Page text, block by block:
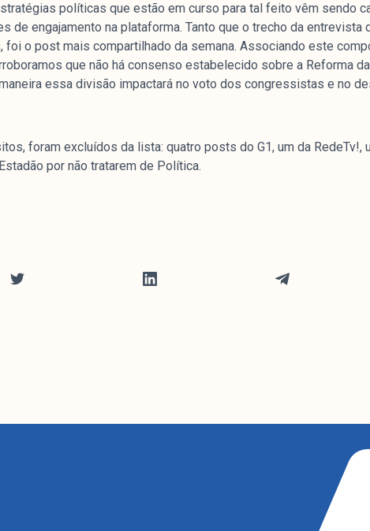
políticas que estão em curso para tal feito vêm sendo
de engajamento na plataforma. Tanto que o trecho da entrevista
foi o post mais compartilhado da semana. Associando este
que não há consenso estabelecido sobre a Reforma
essa divisão impactará no voto dos congressistas e no
foram excluídos da lista: quatro posts do G1, um da RedeTv!,
por não tratarem de Política.